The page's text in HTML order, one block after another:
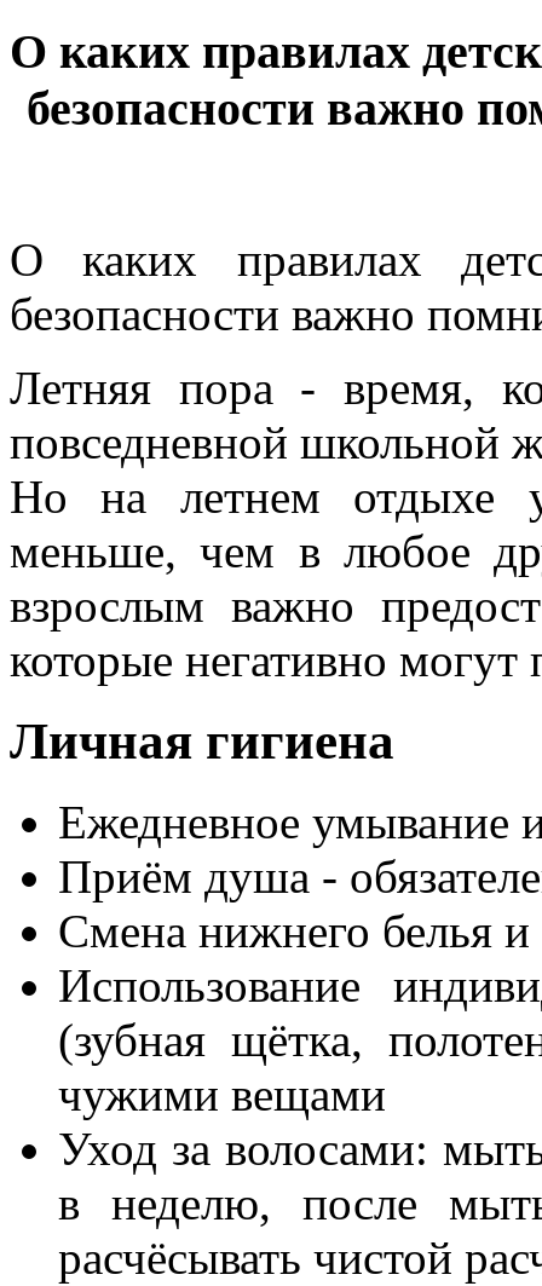
О каких правилах
безопасности важно
О каких правилах
безопасности важно
Летняя пора - время,
повседневной школьной
Но на летнем отдыхе
меньше, чем в любое
взрослым важно
которые негативно могут
Личная гигиена
Ежедневное умывание
Приём душа -
Смена нижнего белья
Использование
(зубная щётка,
чужими вещами
Уход за волосами:
в неделю, после
расчёсывать чистой